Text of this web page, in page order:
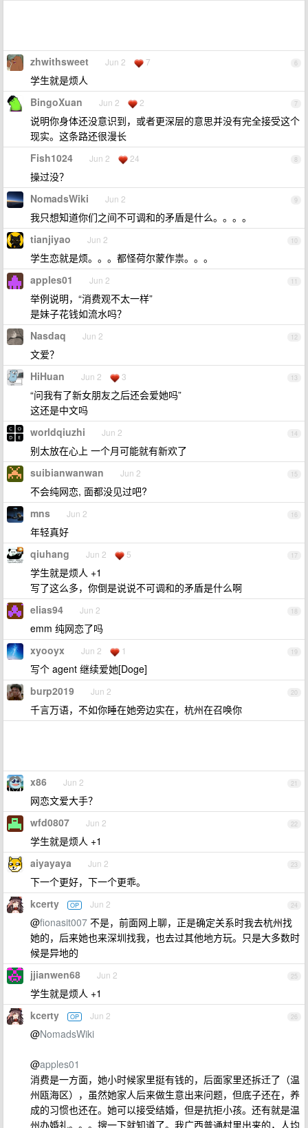
6
zhwithsweet Jun 2 7
学生就是烦人
7
BingoXuan Jun 2 2
说明你身体还没意识到，或者更深层的意思并没有完全接受这个
现实。这条路还很漫长
8
Fish1024 Jun 2 24
操过没？
9
NomadsWiki Jun 2
我只想知道你们之间不可调和的矛盾是什么。。。。
10
tianjiyao Jun 2
学生恋就是烦。。。都怪荷尔蒙作祟。。。
11
apples01 Jun 2
举例说明，“消费观不太一样”
是妹子花钱如流水吗？
12
Nasdaq Jun 2
文爱？
13
HiHuan Jun 2 3
“问我有了新女朋友之后还会爱她吗”
这还是中文吗
14
worldqiuzhi Jun 2
别太放在心上 一个月可能就有新欢了
15
suibianwanwan Jun 2
不会纯网恋, 面都没见过吧?
16
mns Jun 2
年轻真好
17
qiuhang Jun 2 5
学生就是烦人 +1
写了这么多，你倒是说说不可调和的矛盾是什么啊
18
elias94 Jun 2
emm 纯网恋了吗
19
xyooyx Jun 2 1
写个 agent 继续爱她[Doge]
20
burp2019 Jun 2
千言万语，不如你睡在她旁边实在，杭州在召唤你
21
x86 Jun 2
网恋文爱大手？
22
wfd0807 Jun 2
学生就是烦人 +1
23
aiyayaya Jun 2
下一个更好，下一个更乖。
24
kcerty OP Jun 2
@fionasit007 不是，前面网上聊，正是确定关系时我去杭州找
她的，后来她也来深圳找我，也去过其他地方玩。只是大多数时
候是异地的
25
jjianwen68 Jun 2
学生就是烦人 +1
26
kcerty OP Jun 2
@NomadsWiki
@apples01
消费是一方面，她小时候家里挺有钱的，后面家里还拆迁了（温
州瓯海区），虽然她家人后来做生意出来问题，但底子还在，养
成的习惯也还在。她可以接受结婚，但是抗拒小孩。还有就是温
州办婚礼。。。搜一下就知道了。我广西普通村里出来的，人均